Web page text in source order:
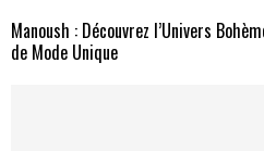
Manoush : Découvrez l’Univers
de Mode Unique